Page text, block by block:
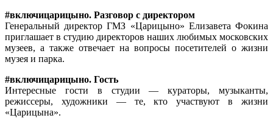
#включицарицыно. Разговор с директором
Генеральный директор ГМЗ «Царицыно» Елизавета Фокина
приглашает в студию директоров наших любимых московских
музеев, а также отвечает на вопросы посетителей о жизни
музея и парка.
#включицарицыно. Гость
Интересные гости в студии — кураторы, музыканты,
режиссеры, художники — те, кто участвуют в жизни
«Царицына».